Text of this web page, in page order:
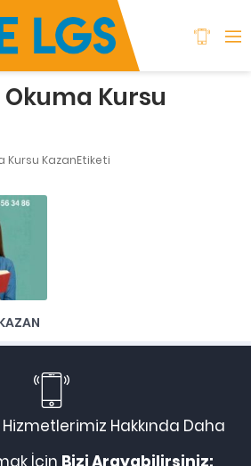
Okuma Kursu
Kursu KazanEtiketi
Hizmetlerimiz Hakkında Daha
İçin Bizi Arayabilirsiniz: